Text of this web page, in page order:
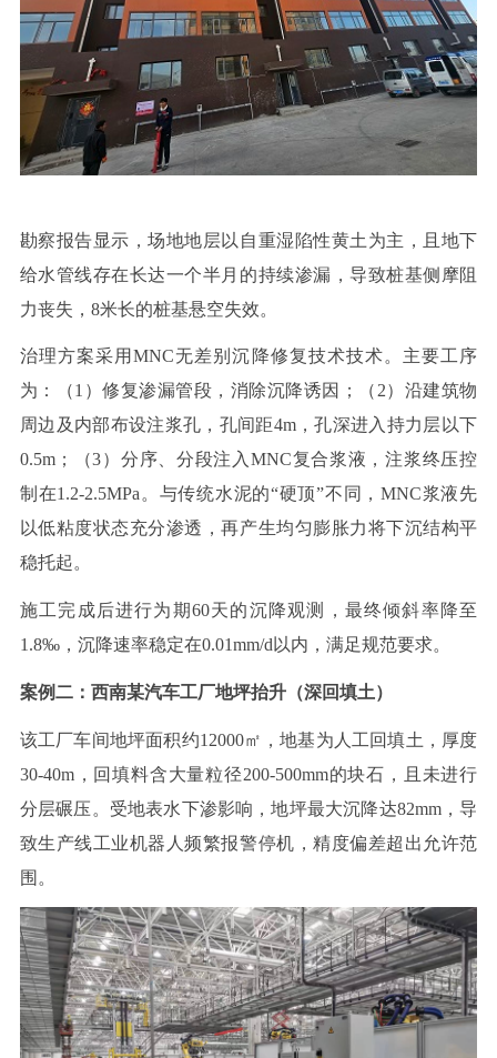
勘察报告显示，场地地层以自重湿陷性黄土为主，且地下
给水管线存在长达一个半月的持续渗漏，导致桩基侧摩阻
力丧失， 8米长的桩基悬空失效。
治理方案采用MNC无差别沉降修复技术技术。主要工序
为：（1 ）修复渗漏管段，消除沉降诱因；（ 2）沿建筑物
周边及内部布设注浆孔，孔间距4m，孔深进入持力层以下
0.5m；（3）分序、分段注入 MNC复合浆液，注浆终压控
制在1.2-2.5MPa 。与传统水泥的“硬顶”不同， MNC浆液先
以低粘度状态充分渗透，再产生均匀膨胀力将下沉结构平
稳托起。
施工完成后进行为期60天的沉降观测，最终倾斜率降至
1.8‰，沉降速率稳定在0.01mm/d 以内，满足规范要求。
案例二：西南某汽车工厂地坪抬升（深回填土）
该工厂车间地坪面积约12000㎡，地基为人工回填土，厚度
30-40m，回填料含大量粒径200-500mm的块石，且未进行
分层碾压。受地表水下渗影响，地坪最大沉降达82mm，导
致生产线工业机器人频繁报警停机，精度偏差超出允许范
围。